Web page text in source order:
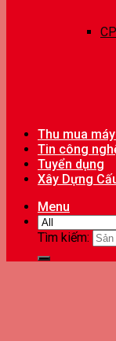
Thu mua
Tin công
Tuyển dụng
Xây Dựng
Menu
Tìm kiếm: